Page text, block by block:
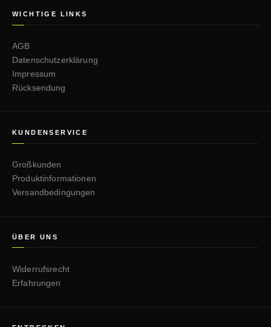
WICHTIGE LINKS
AGB
Datenschutzerklärung
Impressum
Rücksendung
KUNDENSERVICE
Großkunden
Produktinformationen
Versandbedingungen
ÜBER UNS
Widerrufsrecht
Erfahrungen